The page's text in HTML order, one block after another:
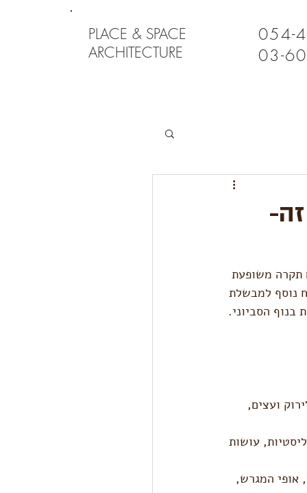
PLACE & SPACE
ARCHITECTURE
054-
03-
תקרה משופעת
נוסף למבשלת
הסביוני.
ועצים,
עושות
אופי המגרש,